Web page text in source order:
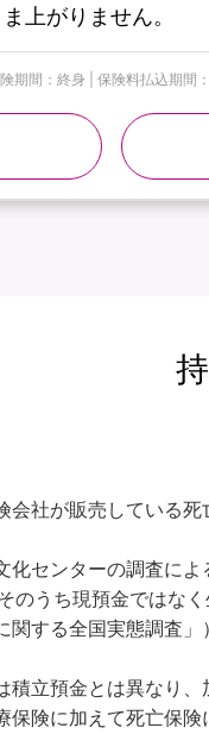
上がりません。
期間：終身 | 保険料払込期間
会社が販売している
化センターの調査に
のうち現預金ではな
関する全国実態調査」
積立預金とは異なり
保険に加えて死亡保険